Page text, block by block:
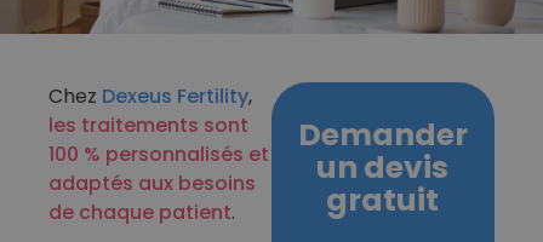
Chez Dexeus Fertility,
les traitements sont
100 % personnalisés et
adaptés aux besoins
de chaque patient.
Demander
un devis
gratuit